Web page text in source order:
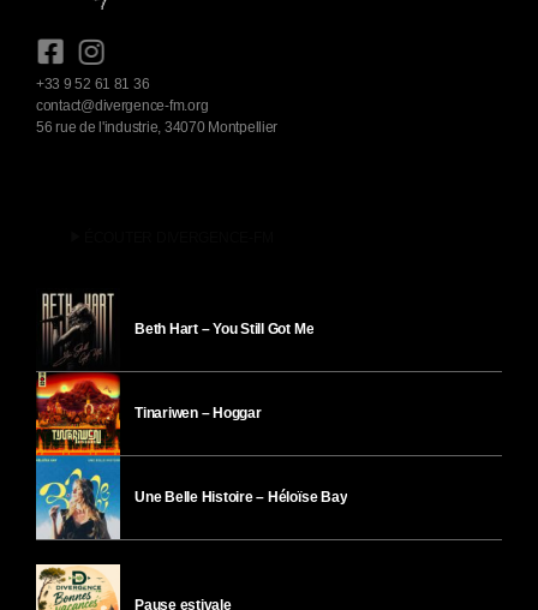
+33 9 52 61 81 36
contact@divergence-fm.org
56 rue de l'industrie, 34070 Montpellier
Beth Hart – You Still Got Me
Tinariwen – Hoggar
Une Belle Histoire – Héloïse Bay
Pause estivale